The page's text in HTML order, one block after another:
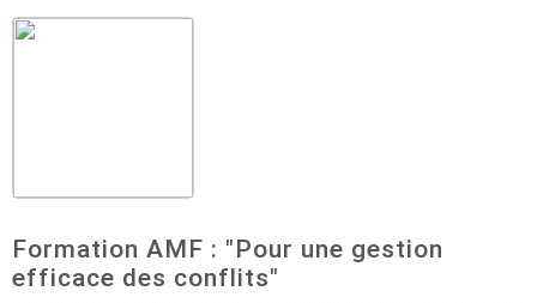
Formation AMF : "Pour une gestion
efficace des conflits"